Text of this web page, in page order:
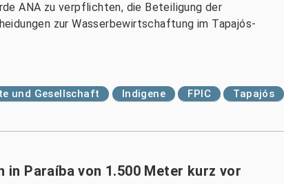
ANA zu verpflichten, die Beteiligung der
zur Wasserbewirtschaftung im Tapajós-
und Gesellschaft Indigene FPIC Tapajós
Paraíba von 1.500 Meter kurz vor